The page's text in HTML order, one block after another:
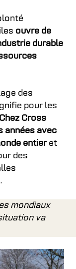
ouvre de
durable
des
pour les
Chez Cross
années avec
entieret
des
mondiaux
va